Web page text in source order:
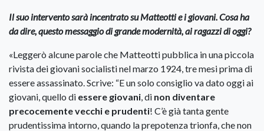
Il suo intervento sarà incentrato su Matteotti e i giovani. Cosa ha
da dire, questo messaggio di grande modernità, ai ragazzi di oggi?
«Leggerò alcune parole che Matteotti pubblica in una piccola
rivista dei giovani socialisti nel marzo 1924, tre mesi prima di
essere assassinato. Scrive: “E un solo consiglio va dato oggi ai
giovani, quello di essere giovani , di non diventare
precocemente vecchi e prudenti! C’è già tanta gente
prudentissima intorno, quando la prepotenza trionfa, che non